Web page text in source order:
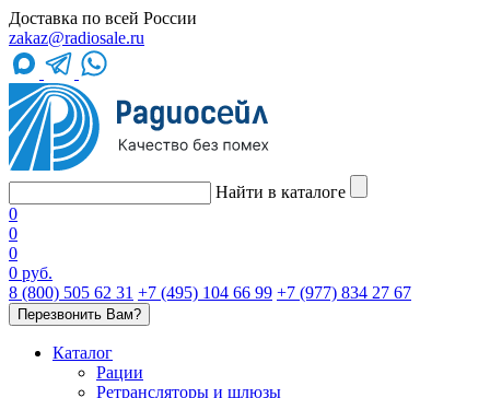
Доставка по всей России
zakaz@radiosale.ru
Найти в каталоге
0
0
0
0 руб.
8 (800) 505 62 31 +7 (495) 104 66 99 +7 (977) 834 27 67
Перезвонить Вам?
Каталог
Рации
Ретрансляторы и шлюзы